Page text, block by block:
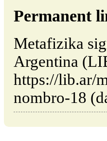
Permanent
Metafizika
Argentina
https://lib.ar/
nombro-18